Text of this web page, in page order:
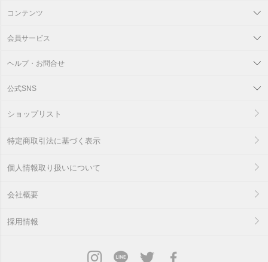
コンテンツ
会員サービス
ヘルプ・お問合せ
公式SNS
ショップリスト
特定商取引法に基づく表示
個人情報取り扱いについて
会社概要
採用情報